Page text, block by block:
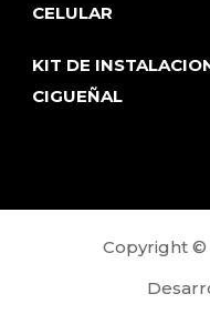
CELULAR
KIT DE
CIGUEÑAL
Copyright ©